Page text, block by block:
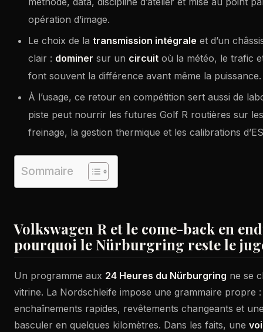
opération d’image.
Le choix de la transmission intégrale et d’un
clair : dominer sur un circuit où la météo, le trafic
font souvent la différence avant même la puissance.
À l’usage, ce retour en compétition sert aussi de
piste peut nourrir les futures Golf R routières sur
freinage, la gestion thermique et les calibrations
Sommaire
Volkswagen R et le come-back en
pourquoi le Nürburgring reste le
Un programme aux 24 Heures du Nürburgring ne se
vitrine. La Nordschleife impose une grammaire propre
enchaînements rapides, revêtements changeants et
basculer en quelques kilomètres. Dans les faits, une